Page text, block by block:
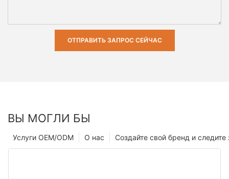
ОТПРАВИТЬ ЗАПРОС СЕЙЧАС
ВЫ МОГЛИ БЫ
Создайте свой бренд и следите
О нас
Услуги OEM/ODM